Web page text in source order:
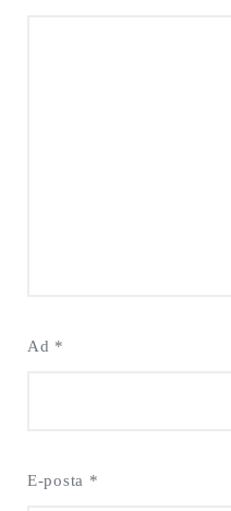
Ad *
E-posta *